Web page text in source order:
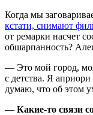
Когда мы
кстати, снимают
от ремарки насчет
обшарпанность?
— Это мой город,
с детства. Я
думаю, что об этом
— Какие-то связи